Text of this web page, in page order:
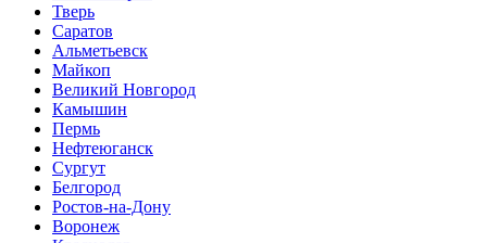
Тверь
Саратов
Альметьевск
Майкоп
Великий Новгород
Камышин
Пермь
Нефтеюганск
Сургут
Белгород
Ростов-на-Дону
Воронеж